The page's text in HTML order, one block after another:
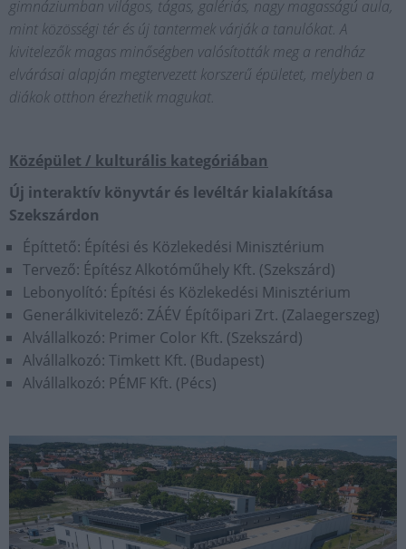
gimnáziumban világos, tágas, galériás, nagy magasságú aula,
mint közösségi tér és új tantermek várják a tanulókat. A
kivitelezők magas minőségben valósították meg a rendház
elvárásai alapján megtervezett korszerű épületet, melyben a
diákok otthon érezhetik magukat.
Középület / kulturális kategóriában
Új interaktív könyvtár és levéltár kialakítása
Szekszárdon
Építtető: Építési és Közlekedési Minisztérium
Tervező: Építész Alkotóműhely Kft. (Szekszárd)
Lebonyolító: Építési és Közlekedési Minisztérium
Generálkivitelező: ZÁÉV Építőipari Zrt. (Zalaegerszeg)
Alvállalkozó: Primer Color Kft. (Szekszárd)
Alvállalkozó: Timkett Kft. (Budapest)
Alvállalkozó: PÉMF Kft. (Pécs)